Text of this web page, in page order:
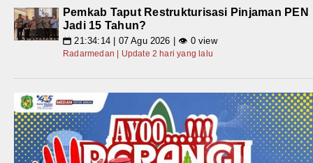
Pemkab Taput Restrukturisasi Pinjaman PEN
Jadi 15 Tahun?
📅 21:34:14 | 07 Agu 2026 | 👁 0 view
Radarmedan | Update 2 hari yang lalu